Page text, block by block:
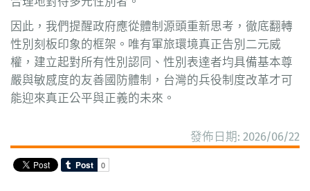
因此，我們提醒政府應從體制源頭重新思考，徹底翻轉
性別刻板印象的框架。唯有軍旅環境真正告別二元威
權，建立起對所有性別認同、性別表達者均具備基本尊
嚴與敏感度的友善國防體制，台灣的兵役制度改革才可
能迎來真正公平與正義的未來。
發佈日期: 2026/06/22